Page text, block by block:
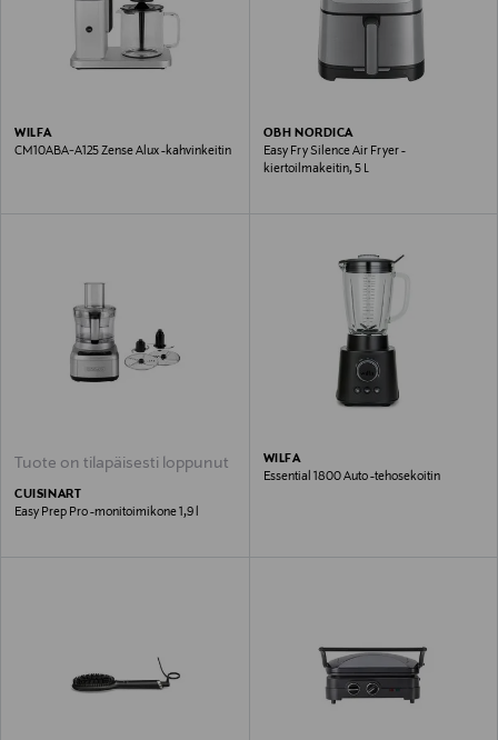
WILFA
CM10ABA-A125 Zense Alux -kahvinkeitin
OBH NORDICA
Easy Fry Silence Air Fryer -
kiertoilmakeitin, 5 L
Tuote on tilapäisesti loppunut
CUISINART
Easy Prep Pro -monitoimikone 1,9 l
WILFA
Essential 1800 Auto -tehosekoitin